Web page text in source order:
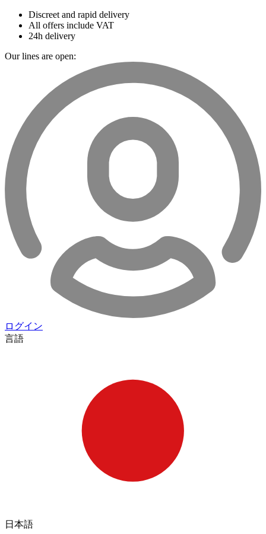
Discreet and rapid delivery
All offers include VAT
24h delivery
Our lines are open:
ログイン
言語
日本語